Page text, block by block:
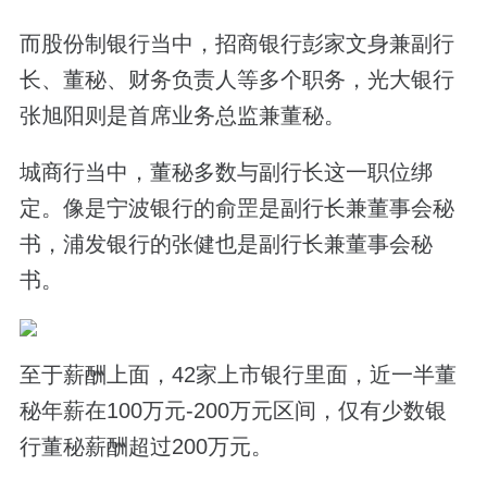
而股份制银行当中，招商银行彭家文身兼副行
长、董秘、财务负责人等多个职务，光大银行
张旭阳则是首席业务总监兼董秘。
城商行当中，董秘多数与副行长这一职位绑
定。像是宁波银行的俞罡是副行长兼董事会秘
书，浦发银行的张健也是副行长兼董事会秘
书。
至于薪酬上面，42家上市银行里面，近一半董
秘年薪在100万元-200万元区间，仅有少数银
行董秘薪酬超过200万元。